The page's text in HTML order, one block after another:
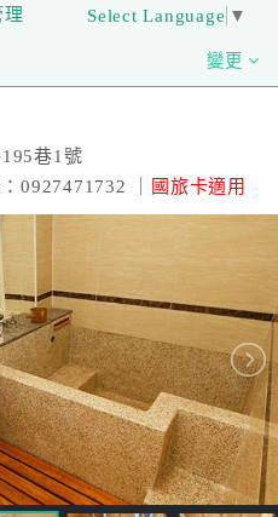
Select Language ▼
變更
巷1號
0927471732 ｜
國旅卡適用